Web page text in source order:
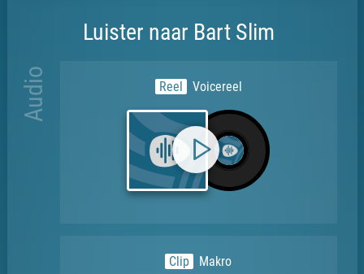
Luister naar Bart Slim
Audio Reel Voicereel
Clip Makro